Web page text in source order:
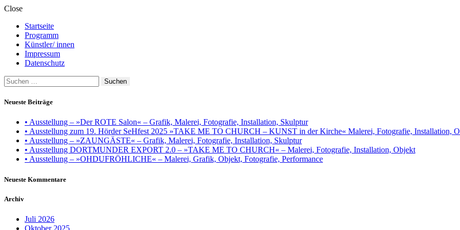
Close
Startseite
Programm
Künstler/ innen
Impressum
Datenschutz
Suchen
nach:
Neueste Beiträge
• Ausstellung – »Der ROTE Salon« – Grafik, Malerei, Fotografie, Installation, Skulptur
• Ausstellung zum 19. Hörder SeHfest 2025 »TAKE ME TO CHURCH – KUNST in der Kirche« Malerei, Fotografie, Installation,
• Ausstellung – »ZAUNGÄSTE« – Grafik, Malerei, Fotografie, Installation, Skulptur
• Ausstellung DORTMUNDER EXPORT 2.0 – »TAKE ME TO CHURCH« – Malerei, Fotografie, Installation, Objekt
• Ausstellung – »OHDUFRÖHLICHE« – Malerei, Grafik, Objekt, Fotografie, Performance
Neueste Kommentare
Archiv
Juli 2026
Oktober 2025